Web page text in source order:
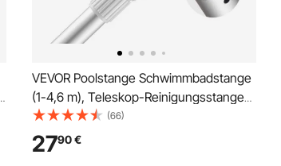
VEVOR Poolstange Schwimmbadstange
(1-4,6 m), Teleskop-Reinigungsstangen
für Schwimmbäder, Profi verstellbare
Teleskopstange mit 2
Verlängerungsstangen, Reinigungsstab
(66)
2790€